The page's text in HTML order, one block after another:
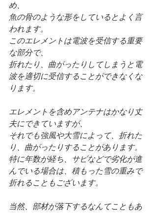
め、
魚の骨のような形をしているとよく言
われます。
このエレメントは電波を受信する重要
な部分で、
折れたり、曲がったりしてしまうと電
波を適切に受信することができなくな
ります。
エレメントを含めアンテナはかなり丈
夫にできていますが、
それでも強風や大雪によって、折れた
り、曲がったりすることがあります。
特に年数が経ち、サビなどで劣化が進
んでいる場合は、積もった雪の重みで
折れることもございます。
当然、部材が落下するなんてこともあ